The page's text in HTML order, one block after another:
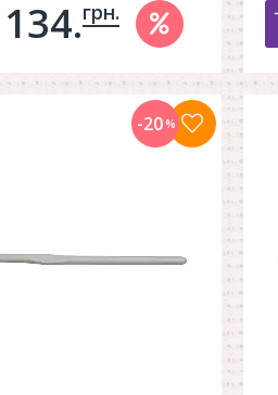
в корзину
134.грн.
-20%